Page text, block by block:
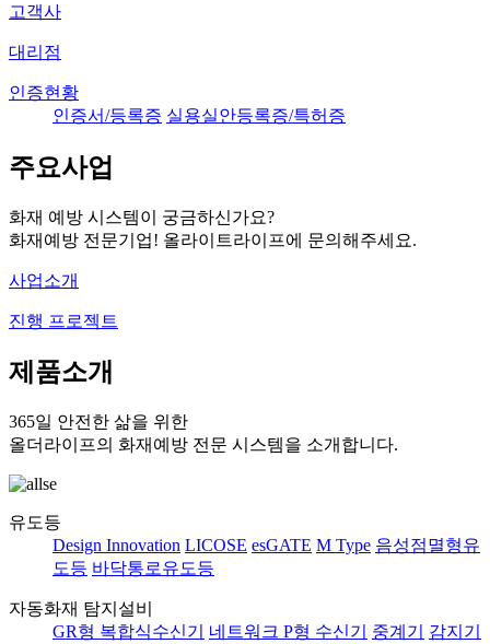
고객사
대리점
인증현황
인증서/등록증 실용실안등록증/특허증
주요사업
화재 예방 시스템이 궁금하신가요?
화재예방 전문기업! 올라이트라이프에 문의해주세요.
사업소개
진행 프로젝트
제품소개
365일 안전한 삶을 위한
올더라이프의 화재예방 전문 시스템을 소개합니다.
유도등
Design Innovation LICOSE esGATE M Type 음성점멸형유
도등 바닥통로유도등
자동화재 탐지설비
GR형 복합식수신기
네트워크 P형 수신기 중계기
감지기